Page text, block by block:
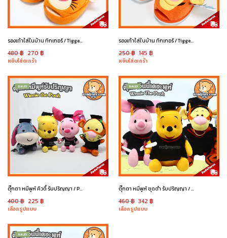
รองเท้าใส่ในบ้าน ทิกเกอร์ / Tigger Slipper
480฿ 270฿
หยิบใส่ตะกร้า
รองเท้าใส่ในบ้าน ทิกเกอร์ / Tigger Slipper
250฿ 145 ฿
หยิบใส่ตะกร้า
SALE!
ตุ๊กตา หมีพูห์ คิวตี้ รับปริญญา / Pooh Graduation
400฿ 225฿
เลือกรูปแบบ
SALE!
ตุ๊กตา หมีพูห์ ชุดดำ รับปริญญา / Pooh Graduation
460฿ 342 ฿
เลือกรูปแบบ
SALE!